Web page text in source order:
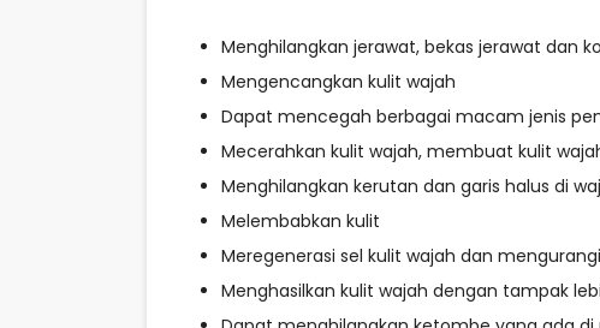
Menghilangkan jerawat, bekas jerawat dan
Mengencangkan kulit wajah
Dapat mencegah berbagai macam jenis
Mecerahkan kulit wajah, membuat kulit
Menghilangkan kerutan dan garis halus di
Melembabkan kulit
Meregenerasi sel kulit wajah dan
Menghasilkan kulit wajah dengan tampak